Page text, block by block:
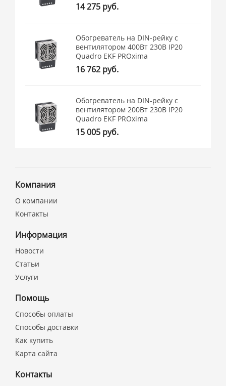
14 275 руб.
Обогреватель на DIN-рейку с
вентилятором 400Вт 230В IP20
Quadro EKF PROxima
16 762 руб.
Обогреватель на DIN-рейку с
вентилятором 200Вт 230В IP20
Quadro EKF PROxima
15 005 руб.
Компания
О компании
Контакты
Информация
Новости
Статьи
Услуги
Помощь
Способы оплаты
Способы доставки
Как купить
Карта сайта
Контакты